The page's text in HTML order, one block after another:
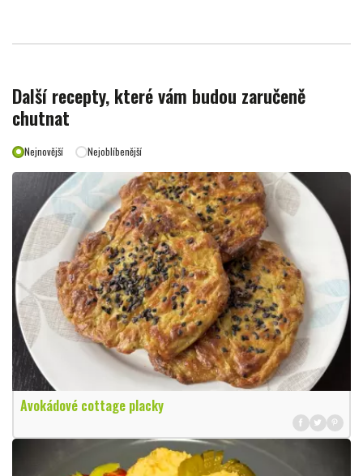
Další recepty, které vám budou zaručeně
chutnat
Nejnovější Nejoblíbenější
Avokádové cottage placky